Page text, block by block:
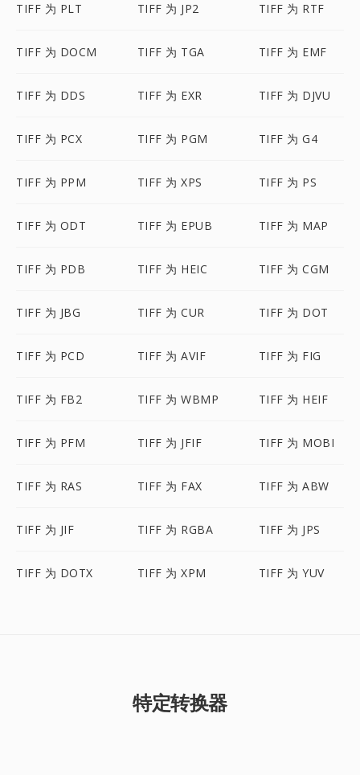
TIFF 为 PLT TIFF 为 JP2 TIFF 为 RTF
TIFF 为 DOCM TIFF 为 TGA TIFF 为 EMF
TIFF 为 DDS TIFF 为 EXR TIFF 为 DJVU
TIFF 为 PCX TIFF 为 PGM TIFF 为 G4
TIFF 为 PPM TIFF 为 XPS TIFF 为 PS
TIFF 为 ODT TIFF 为 EPUB TIFF 为 MAP
TIFF 为 PDB TIFF 为 HEIC TIFF 为 CGM
TIFF 为 JBG TIFF 为 CUR TIFF 为 DOT
TIFF 为 PCD TIFF 为 AVIF TIFF 为 FIG
TIFF 为 FB2 TIFF 为 WBMP TIFF 为 HEIF
TIFF 为 PFM TIFF 为 JFIF TIFF 为 MOBI
TIFF 为 RAS TIFF 为 FAX TIFF 为 ABW
TIFF 为 JIF TIFF 为 RGBA TIFF 为 JPS
TIFF 为 DOTX TIFF 为 XPM TIFF 为 YUV
特定转换器